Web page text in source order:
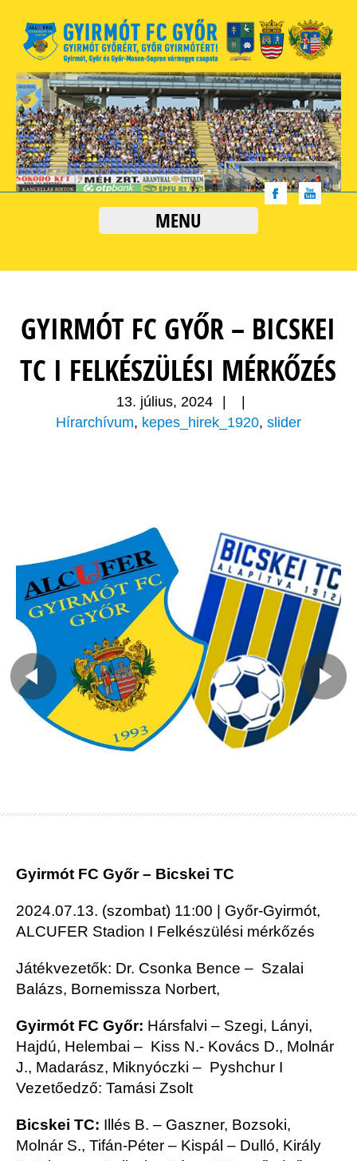
MENU
GYIRMÓT FC GYŐR – BICSKEI
TC I FELKÉSZÜLÉSI MÉRKŐZÉS
13. július, 2024
Hírarchívum, kepes_hirek_1920, slider
Gyirmót FC Győr – Bicskei TC
2024.07.13. (szombat) 11:00 | Győr-Gyirmót,
ALCUFER Stadion I Felkészülési mérkőzés
Játékvezetők: Dr. Csonka Bence – Szalai
Balázs, Bornemissza Norbert,
Gyirmót FC Győr: Hársfalvi – Szegi, Lányi,
Hajdú, Helembai – Kiss N.- Kovács D., Molnár
J., Madarász, Miknyóczki – Pyshchur I
Vezetőedző: Tamási Zsolt
Bicskei TC: Illés B. – Gaszner, Bozsoki,
Molnár S., Tifán-Péter – Kispál – Dulló, Király